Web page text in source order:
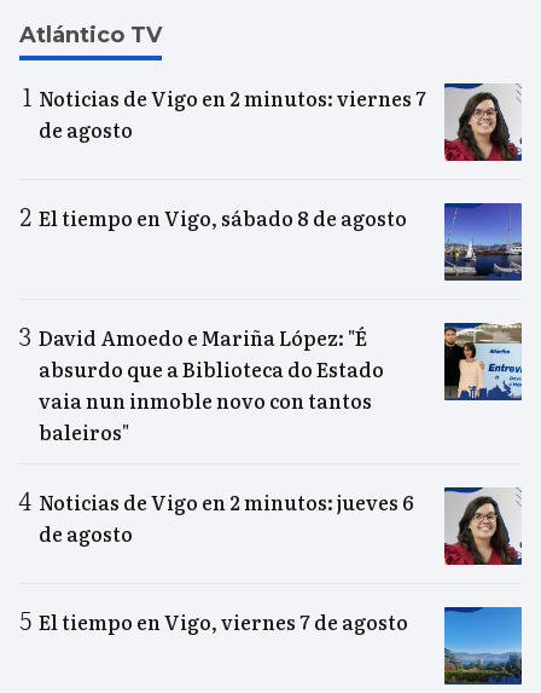
Atlántico TV
Noticias de Vigo en 2 minutos: viernes 7
de agosto
El tiempo en Vigo, sábado 8 de agosto
David Amoedo e Mariña López: "É
absurdo que a Biblioteca do Estado
vaia nun inmoble novo con tantos
baleiros"
Noticias de Vigo en 2 minutos: jueves 6
de agosto
El tiempo en Vigo, viernes 7 de agosto